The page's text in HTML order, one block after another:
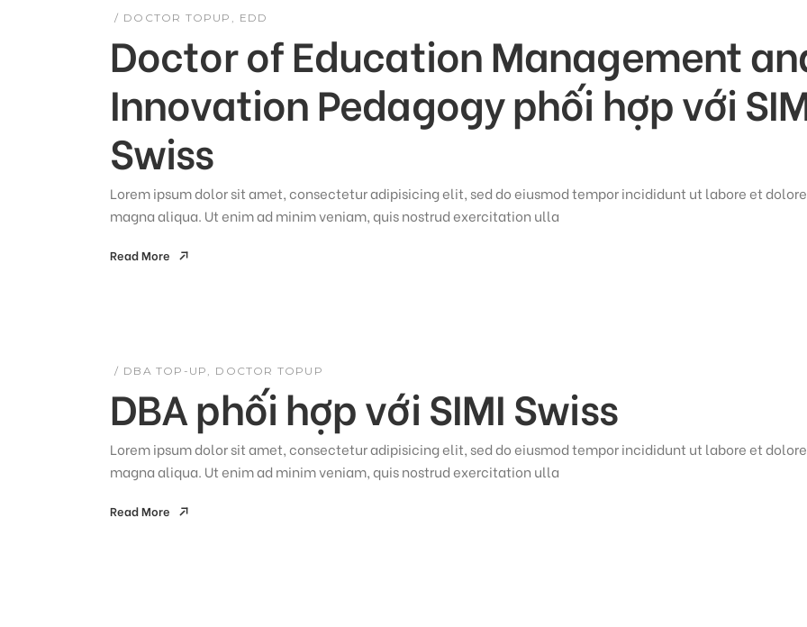
DOCTOR TOPUP EDD
Doctor of Education Management
Innovation Pedagogy phối hợp với
Swiss
Lorem ipsum dolor sit amet, consectetur adipisicing elit, sed do eiusmod tempor incididunt ut labore et dolore
magna aliqua. Ut enim ad minim veniam, quis nostrud exercitation ulla
Read More
DBA TOP-UP DOCTOR TOPUP
DBA phối hợp với SIMI Swiss
Lorem ipsum dolor sit amet, consectetur adipisicing elit, sed do eiusmod tempor incididunt ut labore et dolore
magna aliqua. Ut enim ad minim veniam, quis nostrud exercitation ulla
Read More